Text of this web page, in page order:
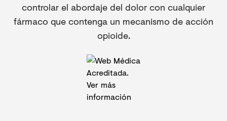
controlar el abordaje del dolor con cualquier
fármaco que contenga un mecanismo de acción
opioide.